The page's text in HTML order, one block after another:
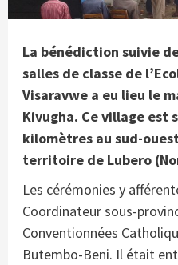
La bénédiction suivie
salles de classe de
Visaravwe a eu lieu le
Kivugha. Ce village est
kilomètres au sud-
territoire de Lubero
Les cérémonies y
Coordinateur sous-
Conventionnées
Butembo-Beni. Il était